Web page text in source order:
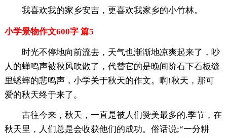
我喜欢我的家乡安吉，更喜欢我家乡的小竹林。
小学景物作文600字 篇5
时光不停地向前流去，天气也渐渐地凉爽起来了，吵
人的蝉鸣声被秋风吹散了，代替它的是晚间阶石下石板缝
里蟋蟀的悲鸣声，小学关于秋天的作文。啊!秋天，那可
爱的秋天终于来了。
古往今来，秋天，一直是被人们赞美最多的.季节，在
秋天里，人们总是会收获他们的成功。俗话说;“一分耕